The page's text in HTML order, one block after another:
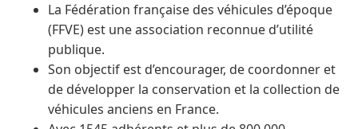
La Fédération française des véhicules d’époque
(FFVE) est une association reconnue d’utilité
publique.
Son objectif est d’encourager, de coordonner et
de développer la conservation et la collection de
véhicules anciens en France.